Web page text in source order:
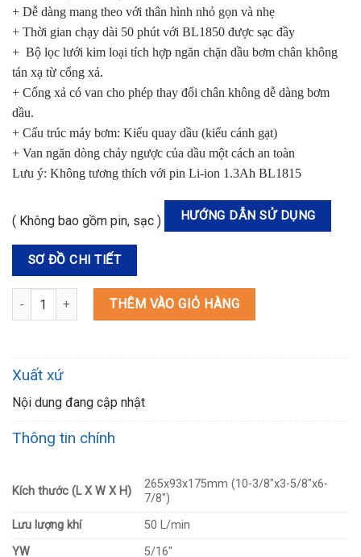
+ Dễ dàng mang theo với thân hình nhỏ gọn và nhẹ
+ Thời gian chạy dài 50 phút với BL1850 được sạc đầy
+ Bộ lọc lưới kim loại tích hợp ngăn chặn dầu bơm chân không
tán xạ từ cổng xả.
+ Cổng xả có van cho phép thay đổi chân không dễ dàng bơm
dầu.
+ Cấu trúc máy bơm: Kiểu quay dầu (kiểu cánh gạt)
+ Van ngăn dòng chảy ngược của dầu một cách an toàn
Lưu ý: Không tương thích với pin Li-ion 1.3Ah BL1815
( Không bao gồm pin, sạc ) HƯỚNG DẪN SỬ DỤNG
SƠ ĐỒ CHI TIẾT
DVP180Z MÁY HÚT CHÂN KHÔNG DÙNG PIN(18V) số lượng
THÊM VÀO GIỎ HÀNG
Xuất xứ
Nội dung đang cập nhật
Thông tin chính
Kích thước (L X W X H)
265x93x175mm (10-3/8″x3-5/8″x6-
7/8″)
Lưu lượng khí
50 L/min
YW
5/16″